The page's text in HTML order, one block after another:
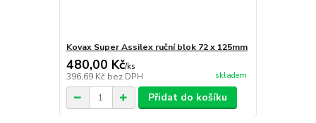
Kovax Super Assilex ruční blok 72 x 125mm
480,00 Kč/ks
396,69 Kč bez DPH skladem
Přidat do košíku